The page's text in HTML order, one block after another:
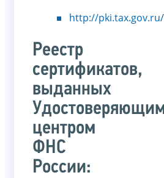
http://pki.tax.gov.ru/
Реестр
сертификатов,
выданных
центром
ФНС
России: